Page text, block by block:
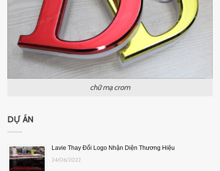
chữ mạ crom
DỰ ÁN
Lavie Thay Đổi Logo Nhận Diện Thương Hiệu
24/06/2022